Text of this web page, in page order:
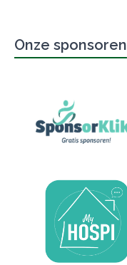
Onze sponsoren